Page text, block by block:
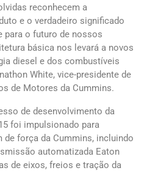
reconhecem a
e o verdadeiro significado
para o futuro de nossos
básica nos levará a novos
diesel e dos combustíveis
White, vice-presidente de
de Motores da Cummins.
de desenvolvimento da
foi impulsionado para
força da Cummins, incluindo
automatizada Eaton
de eixos, freios e tração da